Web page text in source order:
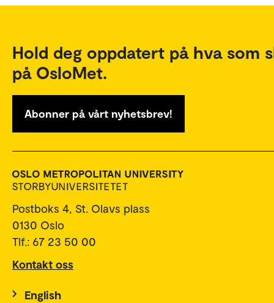
Hold deg oppdatert på hva som
på OsloMet.
Abonner på vårt nyhetsbrev!
Postboks 4, St. Olavs plass
0130 Oslo
Tlf.: 67 23 50 00
Kontakt oss
English